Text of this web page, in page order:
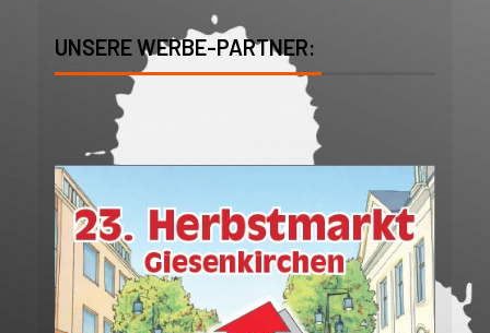
UNSERE WERBE-PARTNER: